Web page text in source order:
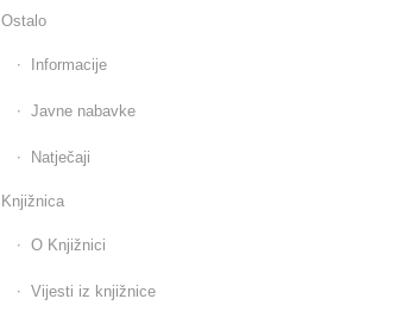
Ostalo
Informacije
Javne nabavke
Natječaji
Knjižnica
O Knjižnici
Vijesti iz knjižnice